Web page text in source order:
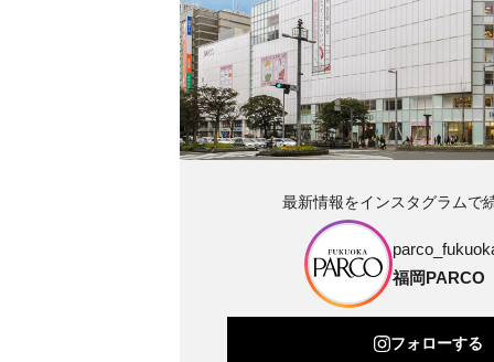
最新情報をインスタグラムで
福岡PARCO
フォローする